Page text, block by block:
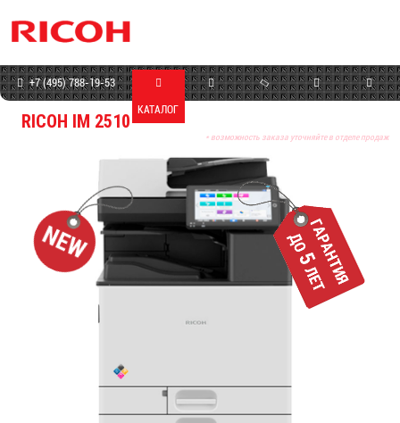
+7 (495) 788-19-53
КАТАЛОГ
RICOH IM 2510
* возможность заказа уточняйте в отделе продаж